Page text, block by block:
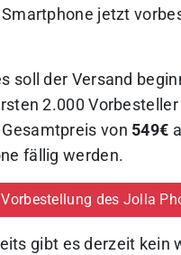
jetzt
soll der Versand
2.000
von 549€
fällig werden.
des Jolla
gibt es derzeit kein